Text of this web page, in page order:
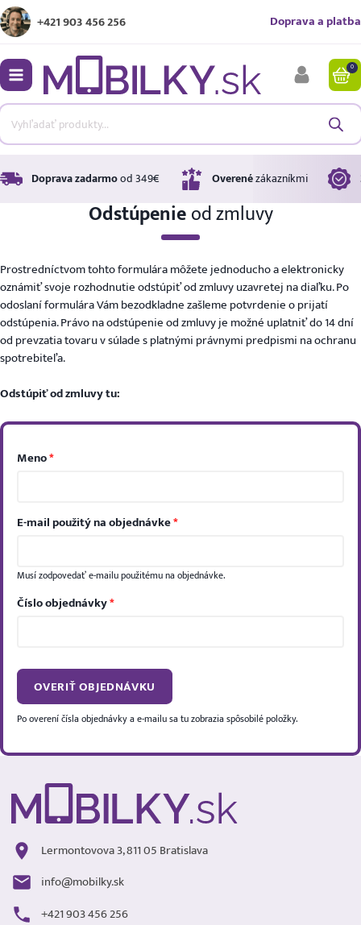
+421 903 456 256 Doprava a platba
0
Doprava zadarmood 349€ Overenézákazníkmi
Odstúpenieod zmluvy
Prostredníctvom tohto formulára môžete jednoducho a elektronicky
oznámiť svoje rozhodnutie odstúpiť od zmluvy uzavretej na diaľku. Po
odoslaní formulára Vám bezodkladne zašleme potvrdenie o prijatí
odstúpenia. Právo na odstúpenie od zmluvy je možné uplatniť do 14 dní
od prevzatia tovaru v súlade s platnými právnymi predpismi na ochranu
spotrebiteľa.
Odstúpiť od zmluvy tu:
Meno*
E-mail použitý na objednávke*
Musí zodpovedať e-mailu použitému na objednávke.
Číslo objednávky*
OVERIŤ OBJEDNÁVKU
Po overení čísla objednávky a e-mailu sa tu zobrazia spôsobilé položky.
Lermontovova 3, 811 05 Bratislava
info@mobilky.sk
+421 903 456 256